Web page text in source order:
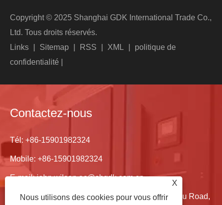
Copyright © 2025 Shanghai GDK International Trade Co.,
Ltd. Tous droits réservés.
Links
Sitemap RSS XML
politique de
confidentialité
Contactez-nous
Tél: +86-15901982324
Mobile: +86-15901982324
E-mail:john.wilson.ac@shgdk.com.cn
Adresse: Salle 2021, bâtiment 5, voie 1215, Yushu Road,
X
Nous utilisons des cookies pour vous offrir